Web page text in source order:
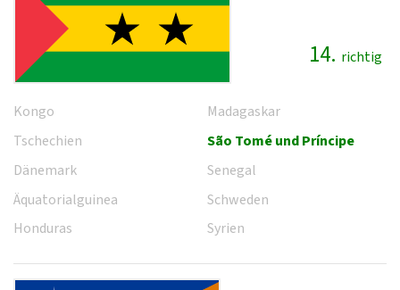
14. richtig
Kongo
Tschechien
Dänemark
Äquatorialguinea
Honduras
Madagaskar
São Tomé und Príncipe
Senegal
Schweden
Syrien